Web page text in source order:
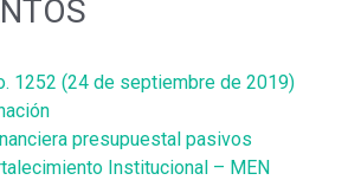
1252 (24 de septiembre de 2019)
presupuestal pasivos
Institucional – MEN